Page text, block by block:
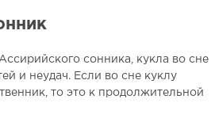
сонника, кукла во сне
и неудач. Если во сне куклу
то это к продолжительной